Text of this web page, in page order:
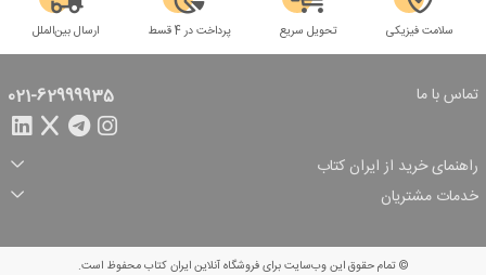
سلامت فیزیکی تحویل سریع پرداخت در 4 قسط ارسال بین‌الملل
تماس با ما 021-62999935
راهنمای خرید از ایران کتاب
ثبت سفارش
شرایط ارسال سفارش
شیوه پرداخت
تخفیف‌های خرید
خدمات مشتریان
© تمام حقوق این وب‌سایت برای فروشگاه آنلاین ایران کتاب محفوظ است.